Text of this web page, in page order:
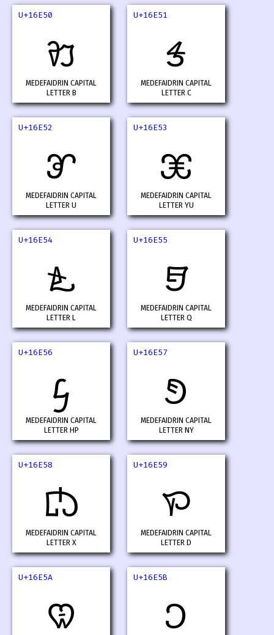
U+16E50
𖹐
MEDEFAIDRIN CAPITAL
LETTER B
U+16E51
𖹑
MEDEFAIDRIN CAPITAL
LETTER C
U+16E52
𖹒
MEDEFAIDRIN CAPITAL
LETTER U
U+16E53
𖹓
MEDEFAIDRIN CAPITAL
LETTER YU
U+16E54
𖹔
MEDEFAIDRIN CAPITAL
LETTER L
U+16E55
𖹕
MEDEFAIDRIN CAPITAL
LETTER Q
U+16E56
𖹖
MEDEFAIDRIN CAPITAL
LETTER HP
U+16E57
𖹗
MEDEFAIDRIN CAPITAL
LETTER NY
U+16E58
𖹘
MEDEFAIDRIN CAPITAL
LETTER X
U+16E59
𖹙
MEDEFAIDRIN CAPITAL
LETTER D
U+16E5A
𖹚
U+16E5B
𖹛